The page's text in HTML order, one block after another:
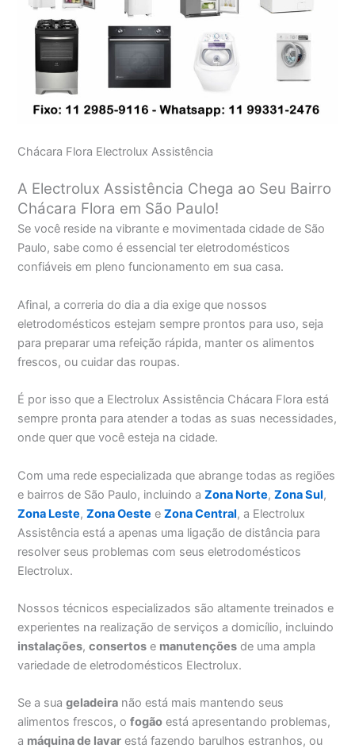
Chácara Flora Electrolux Assistência
A Electrolux Assistência Chega ao Seu Bairro
Chácara Flora em São Paulo!
Se você reside na vibrante e movimentada cidade de São
Paulo, sabe como é essencial ter eletrodomésticos
confiáveis em pleno funcionamento em sua casa.
Afinal, a correria do dia a dia exige que nossos
eletrodomésticos estejam sempre prontos para uso, seja
para preparar uma refeição rápida, manter os alimentos
frescos, ou cuidar das roupas.
É por isso que a Electrolux Assistência Chácara Flora está
sempre pronta para atender a todas as suas necessidades,
onde quer que você esteja na cidade.
Com uma rede especializada que abrange todas as regiões
e bairros de São Paulo, incluindo aZona Norte,Zona Sul,
Zona Leste,Zona Oeste eZona Central, a Electrolux
Assistência está a apenas uma ligação de distância para
resolver seus problemas com seus eletrodomésticos
Electrolux.
Nossos técnicos especializados são altamente treinados e
experientes na realização de serviços a domicílio, incluindo
instalações,consertos e manutenções de uma ampla
variedade de eletrodomésticos Electrolux.
Se a suageladeira não está mais mantendo seus
alimentos frescos, ofogão está apresentando problemas,
a máquina de lavar está fazendo barulhos estranhos, ou